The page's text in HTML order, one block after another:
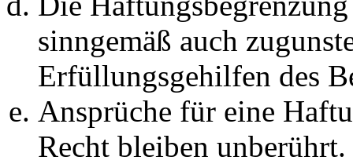
sinngemäß auch
Erfüllungsgehilfen des
Ansprüche für eine
Recht bleiben unberührt.